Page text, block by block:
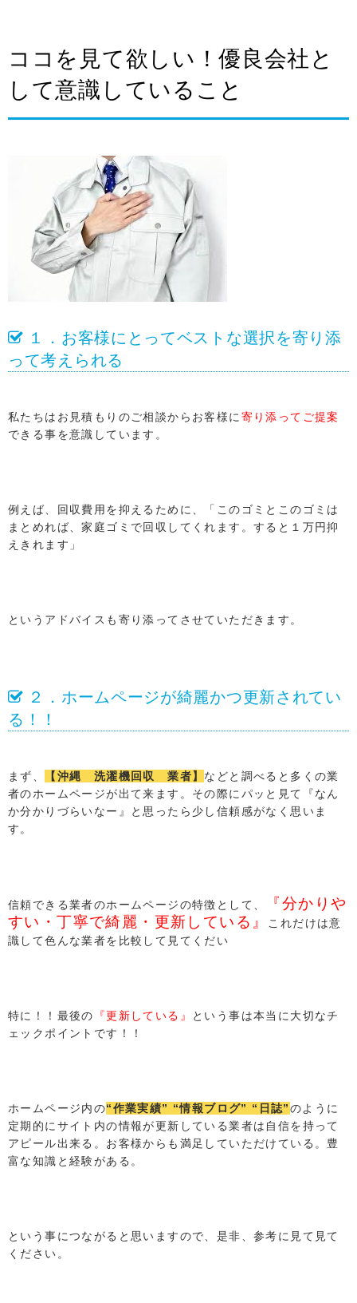
ココを見て欲しい！優良会社と
して意識していること
１．お客様にとってベストな選択を寄り添
って考えられる
私たちはお見積もりのご相談からお客様に 寄り添ってご提案
できる事を意識しています。
例えば、回収費用を抑えるために、「このゴミとこのゴミは
まとめれば、家庭ゴミで回収してくれます。すると１万円抑
えきれます」
というアドバイスも寄り添ってさせていただきます。
２．ホームページが綺麗かつ更新されてい
る！！
まず、 【沖縄 洗濯機回収 業者】 などと調べると多くの業
者のホームページが出て来ます。その際にパッと見て『なん
か分かりづらいなー』と思ったら少し信頼感がなく思いま
す。
信頼できる業者のホームページの特徴として、
『分かりや
すい・丁寧で綺麗・更新している』
これだけは意
識して色んな業者を比較して見てくだい
特に！！最後の 『更新している』
という事は本当に大切なチ
ェックポイントです！！
ホームページ内の“作業実績” “情報ブログ” “日誌”のように
定期的にサイト内の情報が更新している業者は自信を持って
アピール出来る。お客様からも満足していただけている。豊
富な知識と経験がある。
という事につながると思いますので、是非、参考に見て見て
ください。